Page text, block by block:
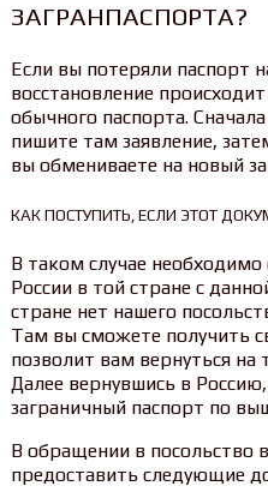
ЗАГРАНПАСПОРТА?
Если вы потеряли паспорт
восстановление
обычного паспорта.
пишите там заявление,
вы обмениваете на новый
КАК ПОСТУПИТЬ, ЕСЛИ ЭТОТ
В таком случае
России в той стране с
стране нет нашего
Там вы сможете получить
позволит вам вернуться
Далее вернувшись в
заграничный паспорт по
В обращении в посольство
предоставить следующие